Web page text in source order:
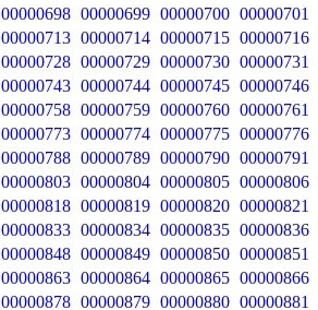
00000698 00000699 00000700 00000701
00000713 00000714 00000715 00000716
00000728 00000729 00000730 00000731
00000743 00000744 00000745 00000746
00000758 00000759 00000760 00000761
00000773 00000774 00000775 00000776
00000788 00000789 00000790 00000791
00000803 00000804 00000805 00000806
00000818 00000819 00000820 00000821
00000833 00000834 00000835 00000836
00000848 00000849 00000850 00000851
00000863 00000864 00000865 00000866
00000878 00000879 00000880 00000881